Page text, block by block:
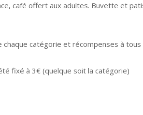
café offert aux adultes. Buvette et
catégorie et récompenses à tous
fixé à 3€ (quelque soit la catégorie)